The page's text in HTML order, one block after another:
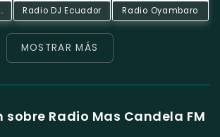
JVA Radio Producciones Online Radio DJ Ecuador Radio Oyambaro
MOSTRAR MÁS
Radio Mas Candela FM